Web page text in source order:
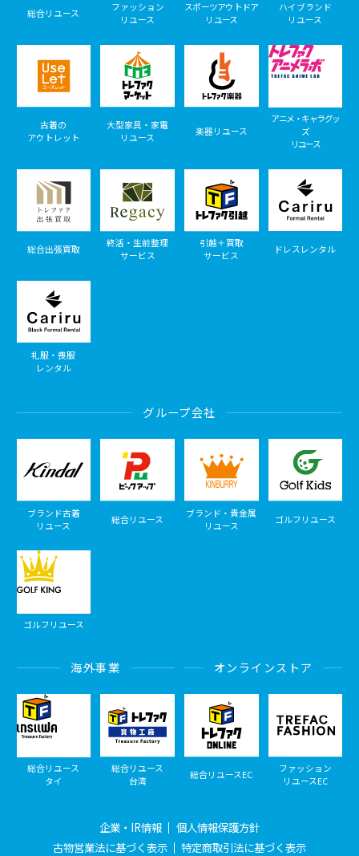
総合リユース
ファッション
リユース
スポーツアウトドア
リユース
ハイブランド
リユース
古着の
アウトレット
大型家具・家電
リユース
楽器リユース
アニメ・キャラグッ
ズ
リユース
総合出張買取
終活・生前整理
サービス
引越＋買取
サービス
ドレスレンタル
礼服・喪服
レンタル
グループ会社
ブランド古着
リユース
総合リユース
ブランド・貴金属
リユース
ゴルフリユース
ゴルフリユース
海外事業
総合リユース
タイ
総合リユース
台湾
オンラインストア
総合リユースEC
ファッション
リユースEC
企業・IR情報
個人情報保護方針
古物営業法に基づく表示
特定商取引法に基づく表示